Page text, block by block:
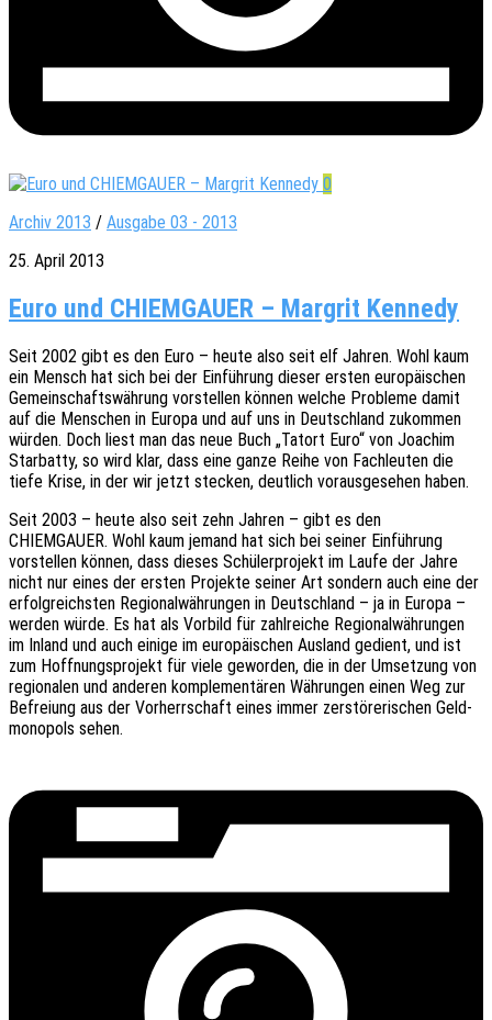
0
Archiv 2013 / Ausgabe 03 - 2013
25. April 2013
Euro und CHIEMGAUER – Margrit Kennedy
Seit 2002 gibt es den Euro – heute also seit elf Jahren. Wohl kaum
ein Mensch hat sich bei der Einfüh­rung dieser ersten euro­päi­schen
Gemein­schafts­wäh­rung vorstel­len können welche Proble­me damit
auf die Menschen in Europa und auf uns in Deutsch­land zukom­men
würden. Doch liest man das neue Buch „Tatort Euro“ von Joachim
Star­bat­ty, so wird klar, dass eine ganze Reihe von Fach­leu­ten die
tiefe Krise, in der wir jetzt stecken, deut­lich voraus­ge­se­hen haben.
Seit 2003 – heute also seit zehn Jahren – gibt es den
CHIEMGAUER. Wohl kaum jemand hat sich bei seiner Einfüh­rung
vorstel­len können, dass dieses Schü­ler­pro­jekt im Laufe der Jahre
nicht nur eines der ersten Projek­te seiner Art sondern auch eine der
erfolg­reichs­ten Regio­nal­wäh­run­gen in Deutsch­land – ja in Europa –
werden würde. Es hat als Vorbild für zahl­rei­che Regio­nal­wäh­run­gen
im Inland und auch einige im euro­päi­schen Ausland gedient, und ist
zum Hoff­nungs­pro­jekt für viele gewor­den, die in der Umset­zung von
regio­na­len und ande­ren komple­men­tä­ren Währun­gen einen Weg zur
Befrei­ung aus der Vorherr­schaft eines immer zerstö­re­ri­schen Geld­
mo­no­pols sehen.